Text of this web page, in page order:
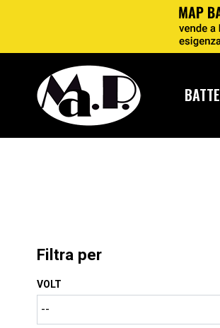
Filtra per
VOLT